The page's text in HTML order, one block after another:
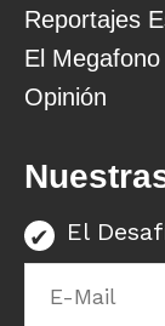
Reportajes
El Megafono
Opinión
El